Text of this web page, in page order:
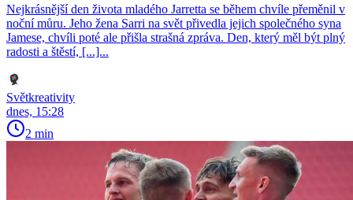
Nejkrásnější den života mladého Jarretta se během chvíle přeměnil v
noční můru. Jeho žena Sarri na svět přivedla jejich společného syna
Jamese, chvíli poté ale přišla strašná zpráva. Den, který měl být plný
radosti a štěstí, [...]...
Světkreativity
dnes, 15:28
2 min